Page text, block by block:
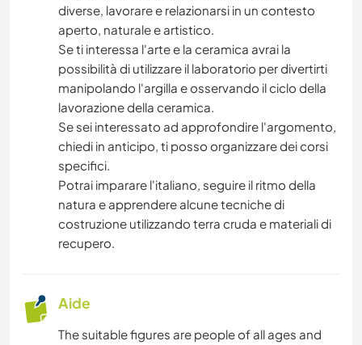
diverse, lavorare e relazionarsi in un contesto
aperto, naturale e artistico.
Se ti interessa l'arte e la ceramica avrai la
possibilità di utilizzare il laboratorio per divertirti
manipolando l'argilla e osservando il ciclo della
lavorazione della ceramica.
Se sei interessato ad approfondire l'argomento,
chiedi in anticipo, ti posso organizzare dei corsi
specifici.
Potrai imparare l'italiano, seguire il ritmo della
natura e apprendere alcune tecniche di
costruzione utilizzando terra cruda e materiali di
recupero.
Aide
The suitable figures are people of all ages and